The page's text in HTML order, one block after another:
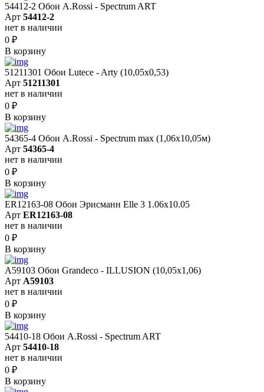
54412-2 Обои A.Rossi - Spectrum ART
Арт 54412-2
нет в наличии
0 ₽
В корзину
51211301 Обои Lutece - Arty (10,05x0,53)
Арт 51211301
нет в наличии
0 ₽
В корзину
54365-4 Обои A.Rossi - Spectrum max (1,06x10,05м)
Арт 54365-4
нет в наличии
0 ₽
В корзину
ER12163-08 Обои Эрисманн Elle 3 1.06x10.05
Арт ER12163-08
нет в наличии
0 ₽
В корзину
A59103 Обои Grandeco - ILLUSION (10,05х1,06)
Арт A59103
нет в наличии
0 ₽
В корзину
54410-18 Обои A.Rossi - Spectrum ART
Арт 54410-18
нет в наличии
0 ₽
В корзину